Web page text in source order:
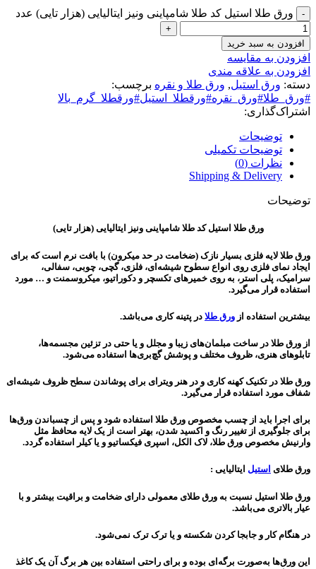
ورق طلا استیل کد طلا شامپاینی ونیز ایتالیایی (هزار تایی) عدد
افزودن به سبد خرید
افزودن به مقایسه
افزودن به علاقه مندی
دسته: ورق استیل, ورق طلا و نقره برچسب:
#ورق_طلا#ورق_نقره#ورقطلا_استیل#ورقطلا_گرم_بالا
اشتراک‌گذاری:
توضیحات
توضیحات تکمیلی
نظرات (0)
Shipping & Delivery
توضیحات
ورق طلا استیل کد طلا شامپاینی ونیز ایتالیایی (هزار تایی)
ورق طلا لایه فلزی بسیار نازک (ضخامت در حد میکرون) با بافت نرم است که برای
ایجاد نمای فلزی روی انواع سطوح شیشه‌ای، فلزی، گچی، چوبی، سفالی،
سرامیک، پلی استر، به روی خمیرهای تکسچر و دکوراتیو، میکروسمنت و … مورد
استفاده قرار می‌گیرد.
بیشترین استفاده از ورق طلا در پتینه کار‌ی‌ می‌باشد.
از ورق طلا در ساخت مبلمان‌های زیبا و مجلل و یا حتی در تزئین مجسمه‌ها،
تابلوهای هنری، ظروف مختلف و پوشش گچ‌بری‌ها استفاده می‌شود.
ورق طلا در تکنیک کهنه کاری و در هنر ویترای برای پوشاندن سطح ظروف شیشه‌ای
شفاف مورد استفاده قرار می‌گیرد.
برای اجرا باید از چسب مخصوص ورق طلا استفاده شود و پس از چسباندن ورق‌ها
برای جلوگیری از تغییر رنگ و اکسید شدن، بهتر است از یک لایه محافظ مثل
وارنیش مخصوص ورق طلا، لاک الکل، اسپری فیکساتیو و یا کیلر استفاده گردد.
ورق طلای استیل ایتالیایی :
ورق طلا استیل نسبت به ورق طلای معمولی دارای ضخامت و براقیت بیشتر و با
عیار بالاتری می‌باشد.
در هنگام کار و جابجا کردن شکسته و یا ترک ترک نمی‌شود.
این ورق‌ها به‌صورت برگه‌ای بوده و برای راحتی استفاده بین هر برگ آن یک کاغذ